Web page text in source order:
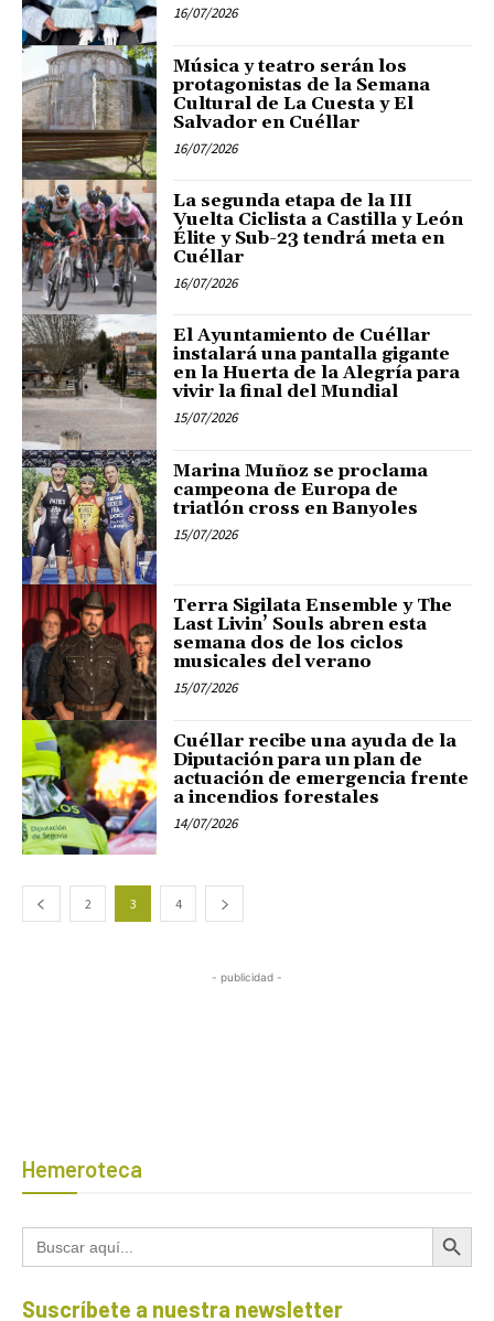
16/07/2026
Música y teatro serán los
protagonistas de la Semana
Cultural de La Cuesta y El
Salvador en Cuéllar
16/07/2026
La segunda etapa de la III
Vuelta Ciclista a Castilla y León
Élite y Sub-23 tendrá meta en
Cuéllar
16/07/2026
El Ayuntamiento de Cuéllar
instalará una pantalla gigante
en la Huerta de la Alegría para
vivir la final del Mundial
15/07/2026
Marina Muñoz se proclama
campeona de Europa de
triatlón cross en Banyoles
15/07/2026
Terra Sigilata Ensemble y The
Last Livin’ Souls abren esta
semana dos de los ciclos
musicales del verano
15/07/2026
Cuéllar recibe una ayuda de la
Diputación para un plan de
actuación de emergencia frente
a incendios forestales
14/07/2026
2 3 4
- publicidad -
Hemeroteca
Buscar: Botón de
Suscríbete a nuestra newsletter